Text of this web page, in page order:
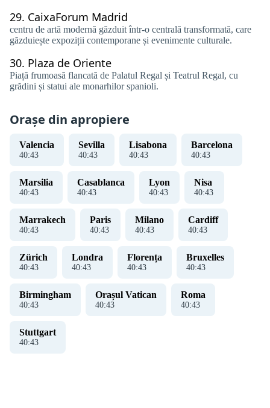
29. CaixaForum Madrid
centru de artă modernă găzduit într-o centrală transformată, care
găzduiește expoziții contemporane și evenimente culturale.
30. Plaza de Oriente
Piață frumoasă flancată de Palatul Regal și Teatrul Regal, cu
grădini și statui ale monarhilor spanioli.
Orașe din apropiere
Valencia
40:43
Sevilla
40:43
Lisabona
40:43
Barcelona
40:43
Marsilia
40:43
Casablanca
40:43
Lyon
40:43
Nisa
40:43
Marrakech
40:43
Paris
40:43
Milano
40:43
Cardiff
40:43
Zürich
40:43
Londra
40:43
Florența
40:43
Bruxelles
40:43
Birmingham
40:43
Orașul Vatican
40:43
Roma
40:43
Stuttgart
40:43